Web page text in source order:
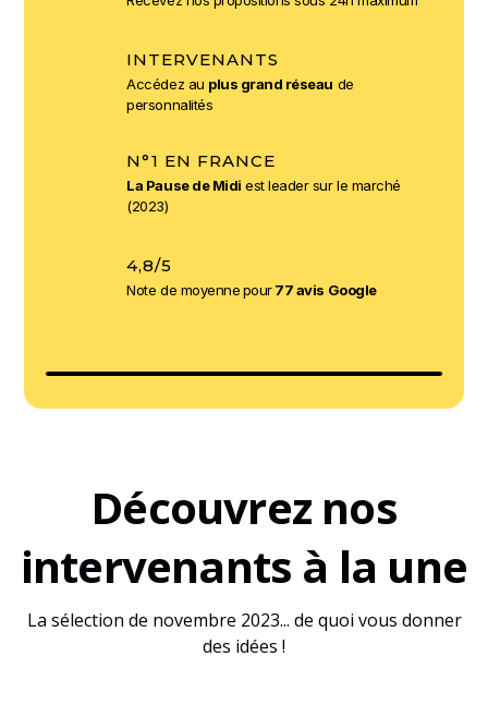
INTERVENANTS
Accédez au plus grand réseau de
personnalités
N°1 EN FRANCE
La Pause de Midi est leader sur le marché
(2023)
4,8/5
Note de moyennepour77 avis Google
Découvrez nos
intervenants à la une
La sélection de novembre 2023... de quoi vous donner
des idées !